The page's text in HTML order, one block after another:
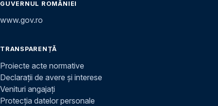
GUVERNUL ROMÂNIEI
www.gov.ro
TRANSPARENȚĂ
Proiecte acte normative
Declarații de avere și interese
Venituri angajați
Protecția datelor personale